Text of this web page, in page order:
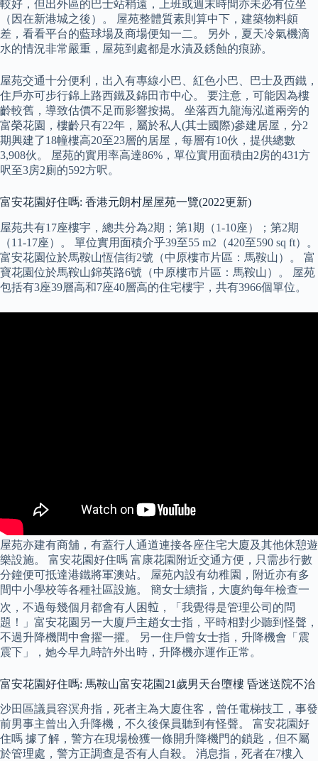
較好，但出外區的巴士站稍遠，上班或週末時間亦未必有位坐
（因在新港城之後）。 屋苑整體質素則算中下，建築物料頗
差，看看平台的藍球場及商場便知一二。 另外，夏天冷氣機滴
水的情況非常嚴重，屋苑到處都是水漬及銹蝕的痕跡。
屋苑交通十分便利，出入有專線小巴、紅色小巴、巴士及西鐵，
住戶亦可步行錦上路西鐵及錦田市中心。 要注意，可能因為樓
齡較舊，導致估價不足而影響按揭。 坐落西九龍海泓道兩旁的
富榮花園，樓齡只有22年，屬於私人(其士國際)參建居屋，分2
期興建了18幢樓高20至23層的居屋，每層有10伙，提供總數
3,908伙。 屋苑的實用率高達86%，單位實用面積由2房的431方
呎至3房2廁的592方呎。
富安花園好住嗎: 香港元朗村屋屋苑一覽(2022更新)
屋苑共有17座樓宇，總共分為2期；第1期（1-10座）；第2期
（11-17座）。 單位實用面積介乎39至55 m2（420至590 sq ft）。
富安花園位於馬鞍山恆信街2號（中原樓市片區：馬鞍山）。 富
寶花園位於馬鞍山錦英路6號（中原樓市片區：馬鞍山）。 屋苑
包括有3座39層高和7座40層高的住宅樓宇，共有3966個單位。
屋苑亦建有商舖，有蓋行人通道連接各座住宅大廈及其他休憩遊
樂設施。 富安花園好住嗎 富康花園附近交通方便，只需步行數
分鐘便可抵達港鐵將軍澳站。 屋苑內設有幼稚園，附近亦有多
間中小學校等各種社區設施。 簡女士續指，大廈約每年檢查一
次，不過每幾個月都會有人困𨋢，「我覺得是管理公司的問
題！」富安花園另一大廈戶主趙女士指，平時相對少聽到怪聲，
不過升降機間中會擢一擢。 另一住戶曾女士指，升降機會「震
震下」，她今早九時許外出時，升降機亦運作正常。
富安花園好住嗎: 馬鞍山富安花園21歲男天台墮樓 昏迷送院不治
沙田區議員容溟舟指，死者主為大廈住客，曾任電梯技工，事發
前男事主曾出入升降機，不久後保員聽到有怪聲。 富安花園好
住嗎 據了解，警方在現場檢獲一條開升降機門的鎖匙，但不屬
於管理處，警方正調查是否有人自殺。 消息指，死者在7樓入